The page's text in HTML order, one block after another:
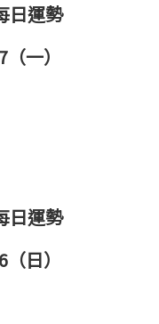
日運勢
一）
日運勢
日）